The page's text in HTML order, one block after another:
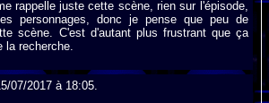
rappelle juste cette scène, rien sur l'épisode,
personnages, donc je pense que peu de
scène. C'est d'autant plus frustrant que ça
la recherche.
07/2017 à 18:05.